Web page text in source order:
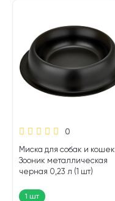
0
Миска для собак и кошек
Зооник металлическая
черная 0,23 л (1 шт)
1 шт